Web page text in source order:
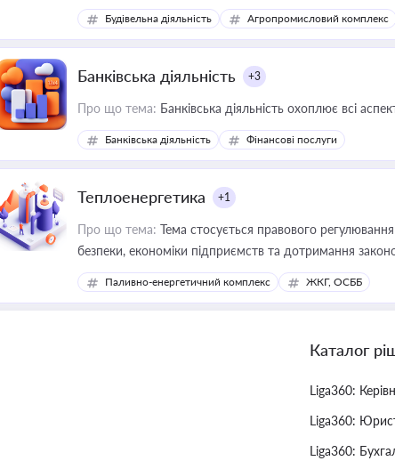
ресурсами
Будівельна діяльність Агропромисловий комплекс
Банківська діяльність +3
Про що тема: Банківська діяльність охоплює всі
Банківська діяльність Фінансові послуги
Теплоенергетика +1
Про що тема: Тема стосується правового
безпеки, економіки підприємств та дотримання
Паливно-енергетичний комплекс ЖКГ, ОСББ
Каталог
Liga360:
Liga360:
Liga360: